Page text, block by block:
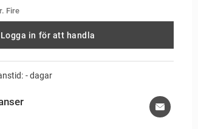
Fire
Logga in för att handla
- dagar